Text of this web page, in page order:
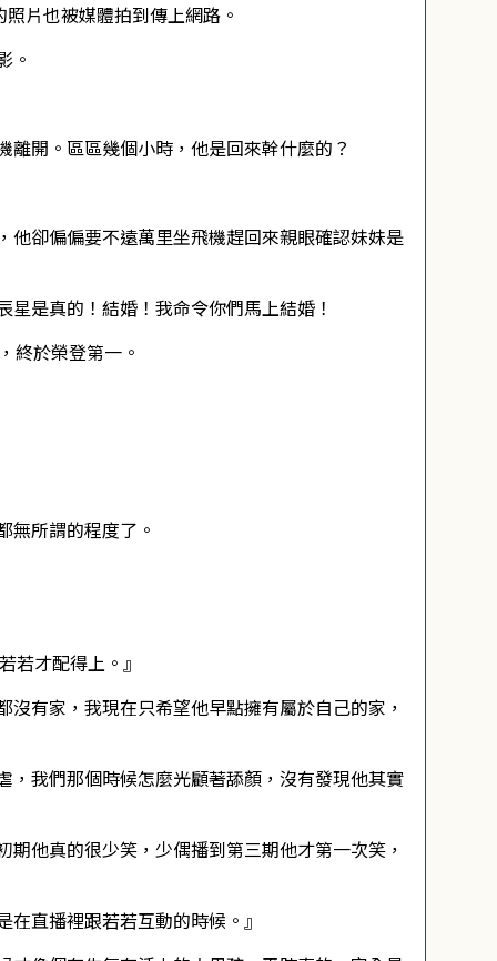
片也被媒體拍到傳上網路。
。
開。區區幾個小時，他是回來幹什麼的？
卻偏偏要不遠萬里坐飛機趕回來親眼確認妹妹是
是真的！結婚！我命令你們馬上結婚！
終於榮登第一。
無所謂的程度了。
若才配得上。』
沒有家，我現在只希望他早點擁有屬於自己的家，
，我們那個時候怎麼光顧著舔顏，沒有發現他其實
期他真的很少笑，少偶播到第三期他才第一次笑，
在直播裡跟若若互動的時候。』